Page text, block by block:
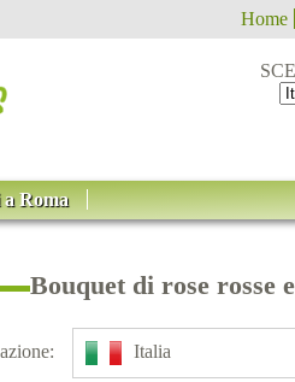
Home
Roma
Bouquet di rose rosse
Italia